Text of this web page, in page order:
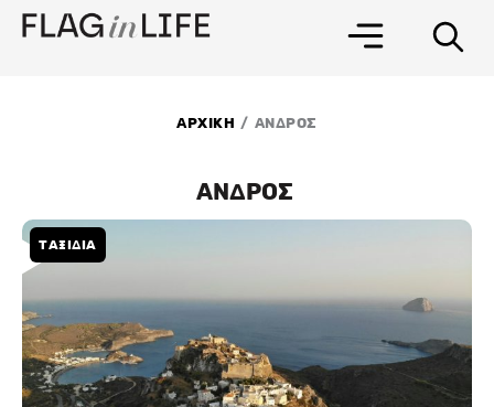
Μετάβαση
στο
ΑΡΧΙΚΗ / ΑΝΔΡΟΣ
ΑΝΔΡΟΣ
ΤΑΞΙΔΙΑ